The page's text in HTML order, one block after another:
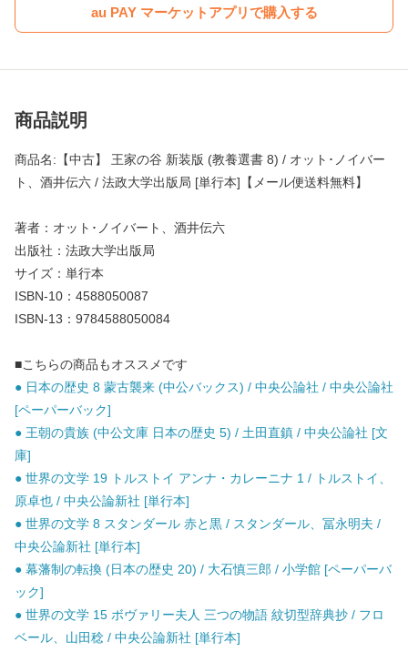
au PAY マーケットアプリで購入する
商品説明
商品名:【中古】 王家の谷 新装版 (教養選書 8) / オット･ノイバー
ト、酒井伝六 / 法政大学出版局 [単行本]【メール便送料無料】
著者：オット･ノイバート、酒井伝六
出版社：法政大学出版局
サイズ：単行本
ISBN-10：4588050087
ISBN-13：9784588050084
■こちらの商品もオススメです
● 日本の歴史 8 蒙古襲来 (中公バックス) / 中央公論社 / 中央公論社
[ペーパーバック]
● 王朝の貴族 (中公文庫 日本の歴史 5) / 土田直鎮 / 中央公論社 [文
庫]
● 世界の文学 19 トルストイ アンナ・カレーニナ 1 / トルストイ、
原卓也 / 中央公論新社 [単行本]
● 世界の文学 8 スタンダール 赤と黒 / スタンダール、冨永明夫 /
中央公論新社 [単行本]
● 幕藩制の転換 (日本の歴史 20) / 大石慎三郎 / 小学館 [ペーパーバ
ック]
● 世界の文学 15 ボヴァリー夫人 三つの物語 紋切型辞典抄 / フロ
ベール、山田稔 / 中央公論新社 [単行本]